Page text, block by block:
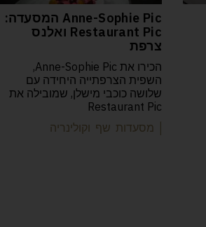
Anne-Sophie Pic המסעדה:
Restaurant Pic ואלנס
צרפת
הכירו את Anne-Sophie Pic,
השפית הצרפתייה היחידה עם
שלושה כוכבי מישלן, שמובילה את
Restaurant Pic
| מסעדות שף וקולינריה